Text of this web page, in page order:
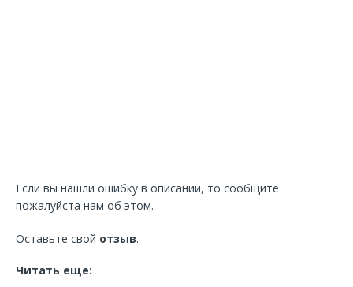
Если вы нашли ошибку в описании, то сообщите
пожалуйста нам об этом.
Оставьте свой отзыв.
Читать еще: